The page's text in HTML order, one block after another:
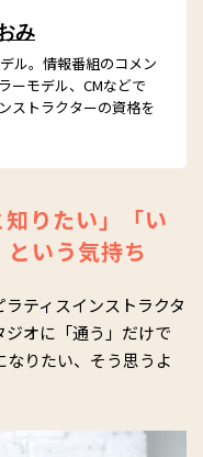
み
ル。情報番組のコメン
ーモデル、CMなどで
ストラクターの資格を
りたい」「い
いう気持ち
ティスインストラクタ
オに「通う」だけで
りたい、そう思うよ